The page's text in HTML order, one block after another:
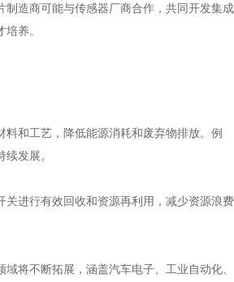
造商可能与传感器厂商合作，共同开发集成
养。
和工艺，降低能源消耗和废弃物排放。例
发展。
进行有效回收和资源再利用，减少资源浪费
将不断拓展，涵盖汽车电子、工业自动化、